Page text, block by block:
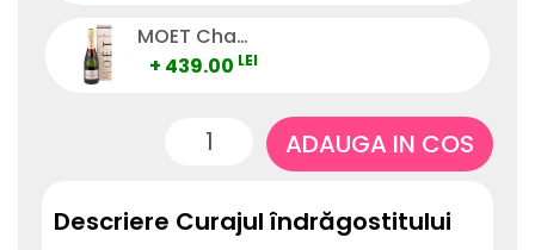
MOET Champagne
+ 439.00 LEI
ADAUGA IN COS
Descriere Curajul îndrăgostitului